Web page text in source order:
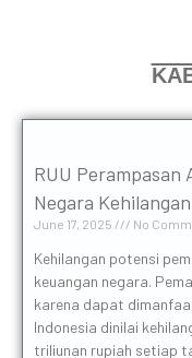
RUU Perampasan
Negara
June 17, 2025 No
Kehilangan potensi
keuangan negara.
karena dapat
Indonesia dinilai
triliunan rupiah setiap